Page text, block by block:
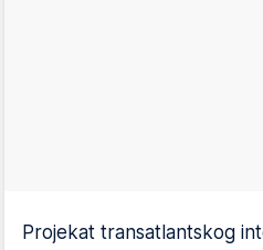
Projekat transatlantskog